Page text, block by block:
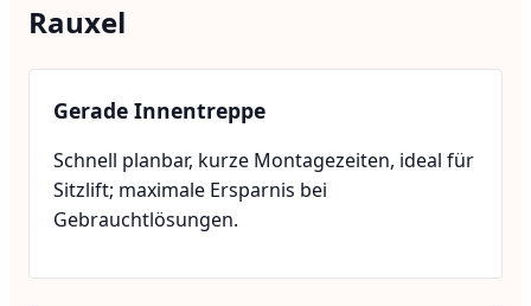
Rauxel
Gerade Innentreppe
Schnell planbar, kurze Montagezeiten, ideal für
Sitzlift; maximale Ersparnis bei
Gebrauchtlösungen.